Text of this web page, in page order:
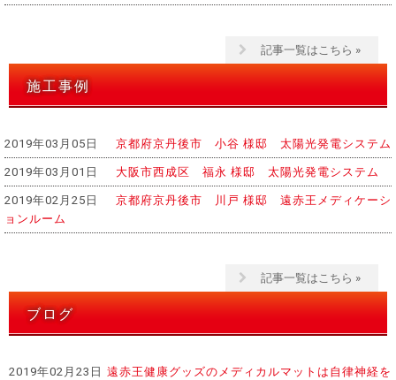
記事一覧はこちら »
施工事例
2019年03月05日 京都府京丹後市 小谷 様邸 太陽光発電システム
2019年03月01日 大阪市西成区 福永 様邸 太陽光発電システム
2019年02月25日
京都府京丹後市 川戸 様邸 遠赤王メディケーシ
ョンルーム
記事一覧はこちら »
ブログ
2019年02月23日 遠赤王健康グッズのメディカルマットは自律神経を